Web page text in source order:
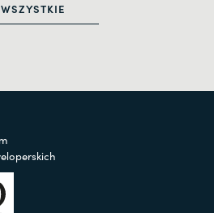
WSZYSTKIE